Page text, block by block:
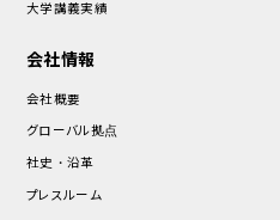
大学講義実績
会社情報
会社概要
グローバル拠点
社史・沿革
プレスルーム